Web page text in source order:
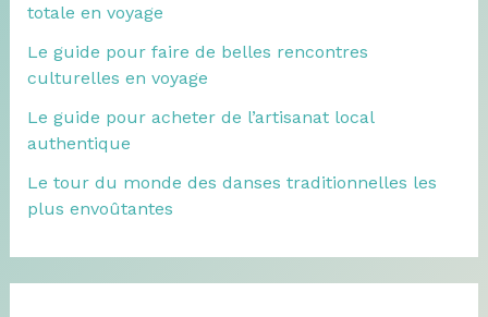
totale en voyage
Le guide pour faire de belles rencontres
culturelles en voyage
Le guide pour acheter de l’artisanat local
authentique
Le tour du monde des danses traditionnelles les
plus envoûtantes